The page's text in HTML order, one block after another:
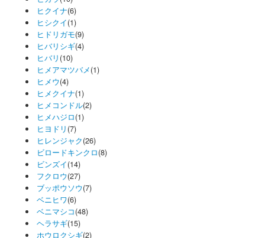
ヒクイナ(6)
ヒシクイ(1)
ヒドリガモ(9)
ヒバリシギ(4)
ヒバリ (10)
ヒメアマツバメ(1)
ヒメウ(4)
ヒメクイナ(1)
ヒメコンドル(2)
ヒメハジロ(1)
ヒヨドリ (7)
ヒレンジャク(26)
ビロードキンクロ(8)
ビンズイ(14)
フクロウ(27)
ブッポウソウ(7)
ベニヒワ(6)
ベニマシコ(48)
ヘラサギ(15)
ホウロクシギ(2)